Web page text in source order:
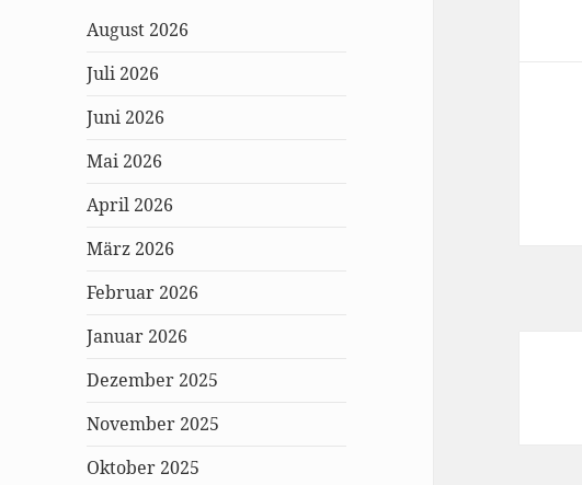
August 2026
Juli 2026
Juni 2026
Mai 2026
April 2026
März 2026
Februar 2026
Januar 2026
Dezember 2025
November 2025
Oktober 2025